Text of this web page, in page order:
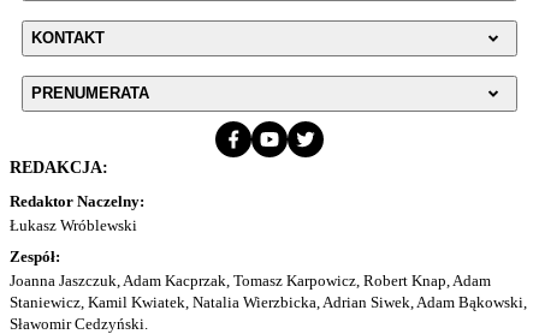
KONTAKT
PRENUMERATA
REDAKCJA:
Redaktor Naczelny:
Łukasz Wróblewski
Zespół:
Joanna Jaszczuk, Adam Kacprzak, Tomasz Karpowicz, Robert Knap, Adam
Staniewicz, Kamil Kwiatek, Natalia Wierzbicka, Adrian Siwek, Adam Bąkowski,
Sławomir Cedzyński.